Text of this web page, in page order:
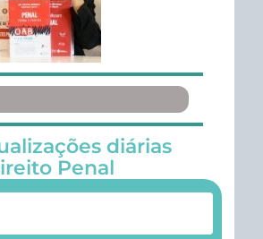
diárias
Penal